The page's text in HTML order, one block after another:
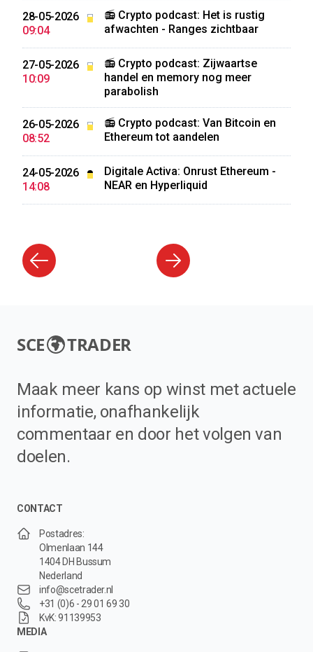
28-05-2026
09:04
📻 Crypto podcast: Het is rustig
afwachten - Ranges zichtbaar
27-05-2026
10:09
📻 Crypto podcast: Zijwaartse
handel en memory nog meer
parabolish
26-05-2026
08:52
📻 Crypto podcast: Van Bitcoin en
Ethereum tot aandelen
24-05-2026
14:08
Digitale Activa: Onrust Ethereum -
NEAR en Hyperliquid
SCE TRADER
Maak meer kans op winst met actuele
informatie, onafhankelijk
commentaar en door het volgen van
doelen.
CONTACT
Postadres:
Olmenlaan 144
1404 DH Bussum
Nederland
info@scetrader.nl
+31 (0)6 - 29 01 69 30
KvK: 91139953
MEDIA